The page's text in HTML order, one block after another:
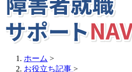
ホーム >
お役立ち記事 >